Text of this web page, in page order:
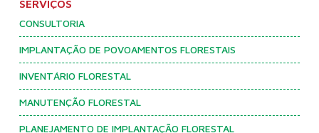
SERVIÇOS
CONSULTORIA
IMPLANTAÇÃO DE POVOAMENTOS FLORESTAIS
INVENTÁRIO FLORESTAL
MANUTENÇÃO FLORESTAL
PLANEJAMENTO DE IMPLANTAÇÃO FLORESTAL